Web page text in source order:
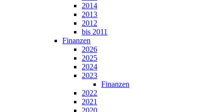
2014
2013
2012
bis 2011
Finanzen
2026
2025
2024
2023
Finanzen
2022
2021
2020